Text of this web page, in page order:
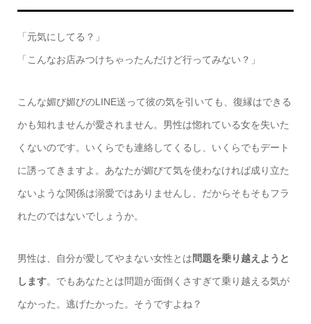
「元気にしてる？」
「こんなお店みつけちゃったんだけど行ってみない？」
こんな媚び媚びのLINE送って彼の気を引いても、復縁はできる
かも知れませんが愛されません。男性は惚れている女を失いた
くないのです。いくらでも連絡してくるし、いくらでもデート
に誘ってきますよ。あなたが媚びて気を使わなければ成り立た
ないような関係は溺愛ではありませんし、だからそもそもフラ
れたのではないでしょうか。
男性は、自分が愛してやまない女性とは問題を乗り越えようと
します。でもあなたとは問題が面倒くさすぎて乗り越える気が
なかった。逃げたかった。そうですよね？